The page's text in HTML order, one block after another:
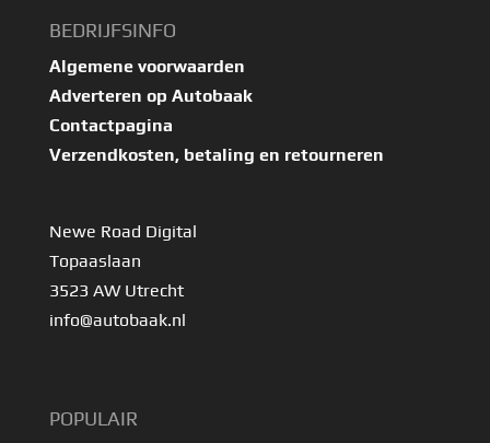
BEDRIJFSINFO
Algemene voorwaarden
Adverteren op Autobaak
Contactpagina
Verzendkosten, betaling en retourneren
Newe Road Digital
Topaaslaan
3523 AW Utrecht
info@autobaak.nl
POPULAIR